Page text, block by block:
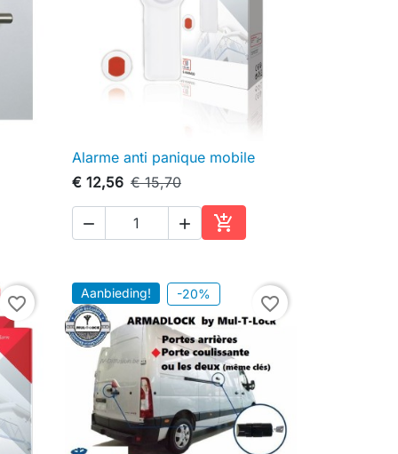
 Snel bekijken
Alarme anti panique mobile
€ 12,56 € 15,70
  
In winkelwagen
favorite_border Aanbieding! -20% favorite_border